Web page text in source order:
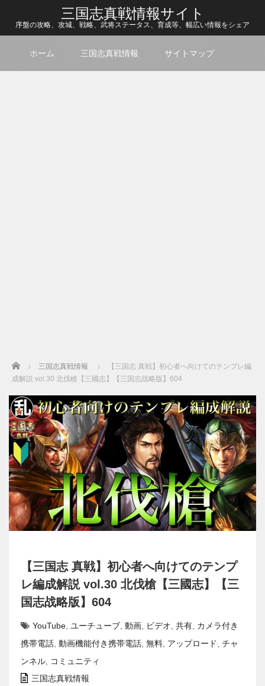
三国志真戦情報サイト
序盤の攻略、攻城、戦略、武将ステータス、育成等、幅広い情報をシェア
ホーム 三国志真戦情報 サイトマップ
Home 三国志真戦情報
【三国志 真戦】初心者へ向けてのテンプレ編
成解説 vol.30 北伐槍【三國志】【三国志战略版】604
【三国志 真戦】初心者へ向けてのテンプ
レ編成解説 vol.30 北伐槍【三國志】【三
国志战略版】604
YouTube ユーチューブ 動画 ビデオ 共有 カメラ付き
携帯電話 動画機能付き携帯電話 無料 アップロード
チャ
ンネル
コミュニティ
三国志真戦情報